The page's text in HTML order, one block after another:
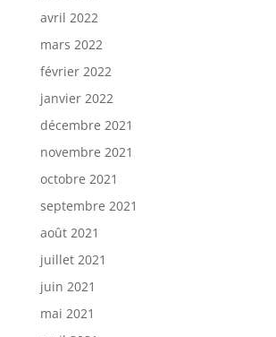
avril 2022
mars 2022
février 2022
janvier 2022
décembre 2021
novembre 2021
octobre 2021
septembre 2021
août 2021
juillet 2021
juin 2021
mai 2021